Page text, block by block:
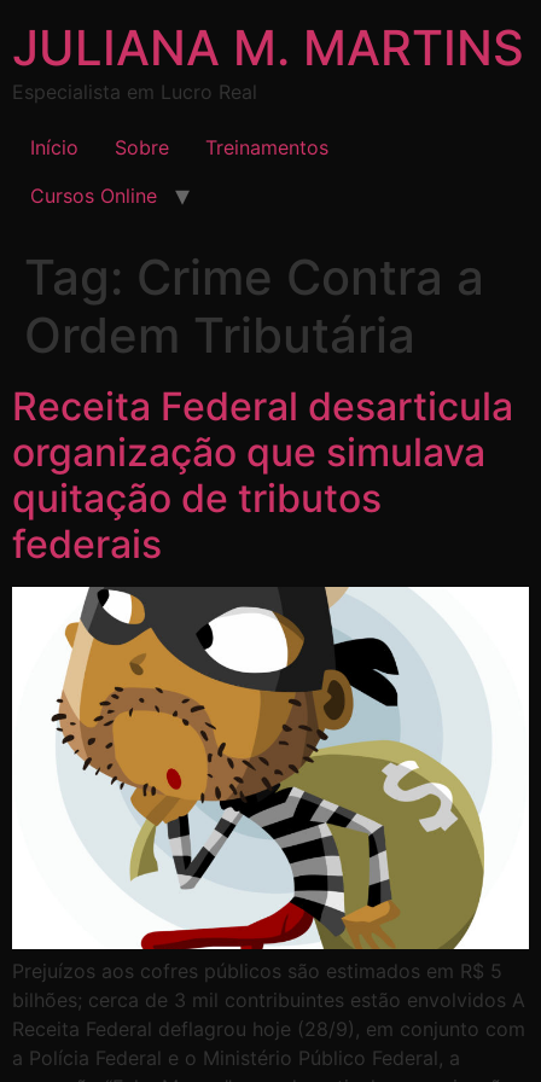
JULIANA M. MARTINS
Especialista em Lucro Real
Início Sobre
Treinamentos
Cursos Online
Tag: Crime Contra a
Ordem Tributária
Receita Federal desarticula
organização que simulava
quitação de tributos
federais
Prejuízos aos cofres públicos são estimados em R$ 5
bilhões; cerca de 3 mil contribuintes estão envolvidos A
Receita Federal deflagrou hoje (28/9), em conjunto com
a Polícia Federal e o Ministério Público Federal, a